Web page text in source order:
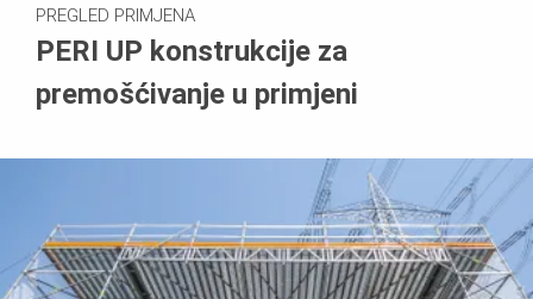
PREGLED PRIMJENA
PERI UP konstrukcije za
premošćivanje u primjeni